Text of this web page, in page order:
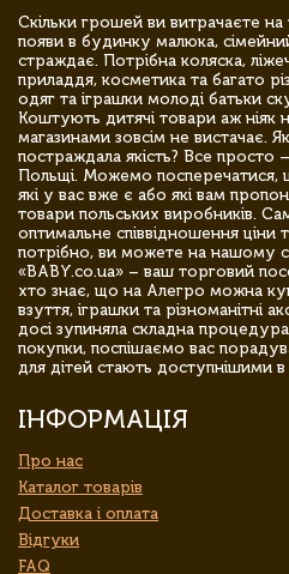
Скільки грошей ви витрачаєте на
появи в будинку малюка,
страждає. Потрібна коляска,
приладдя, косметика та багато
одяг та іграшки молоді батьки
Коштують дитячі товари аж
магазинами зовсім не вистачає.
постраждала якість? Все просто
Польщі. Можемо посперечатися,
які у вас вже є або які вам
товари польських виробників.
оптимальне співвідношення ціни
потрібно, ви можете на нашому
«BABY.co.ua» – ваш торговий
хто знає, що на Алегро можна
взуття, іграшки та різноманітні
досі зупиняла складна
покупки, поспішаємо вас
для дітей стають доступнішими в
ІНФОРМАЦІЯ
Про нас
Каталог товарів
Доставка і оплата
Відгуки
FAQ